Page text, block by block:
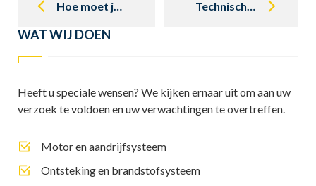
navigation
WAT WIJ DOEN
Heeft u speciale wensen? We kijken ernaar uit om aan uw
verzoek te voldoen en uw verwachtingen te overtreffen.
Motor en aandrijfsysteem
Ontsteking en brandstofsysteem